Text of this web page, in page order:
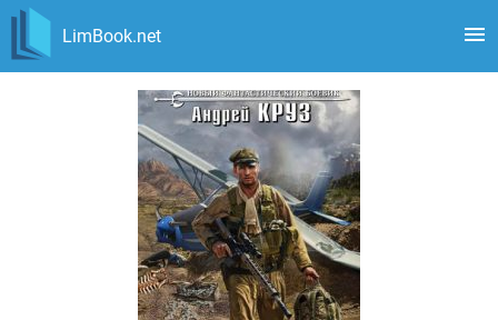
LimBook.net